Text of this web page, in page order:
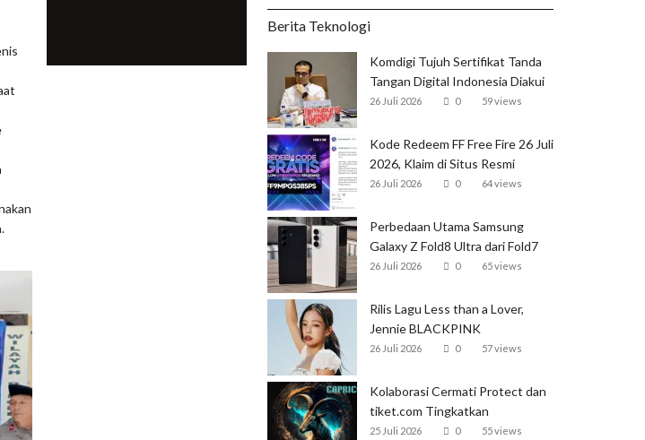
Berita Teknologi
Komdigi Tujuh Sertifikat Tanda
Tangan Digital Indonesia Diakui
Global
26 Juli 2026 0 59 views
Kode Redeem FF Free Fire 26 Juli
2026, Klaim di Situs Resmi
Garena
26 Juli 2026 0 64 views
Perbedaan Utama Samsung
Galaxy Z Fold8 Ultra dari Fold7
26 Juli 2026 0 65 views
Rilis Lagu Less than a Lover,
Jennie BLACKPINK
Mendominasi Tangga Lagu
26 Juli 2026 0 57 views
Kolaborasi Cermati Protect dan
tiket.com Tingkatkan
Perlindungan Perjalanan Kereta
25 Juli 2026 0 55 views